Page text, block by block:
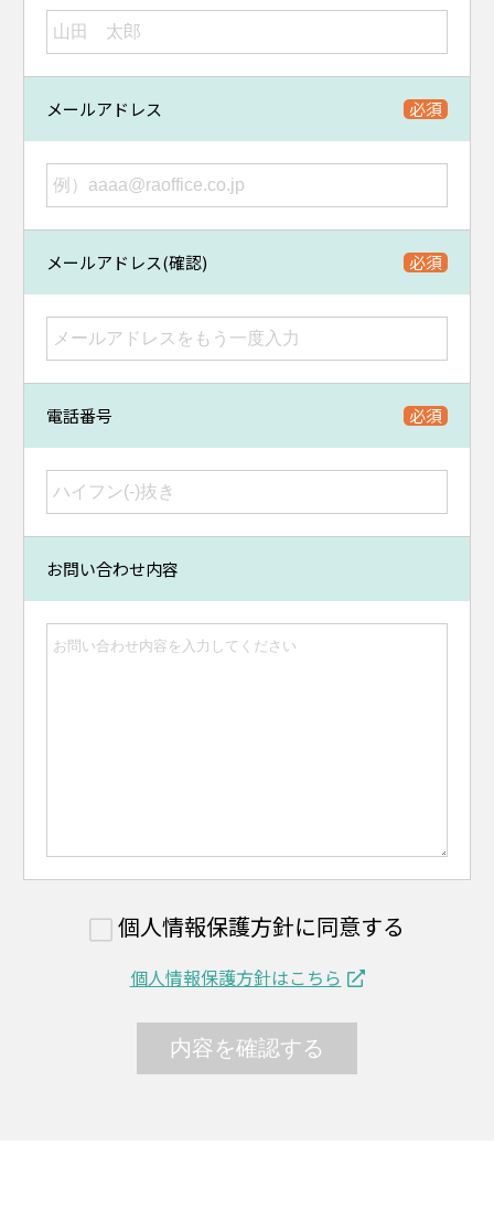
メールアドレス
メールアドレス(確認)
電話番号
お問い合わせ内容
個人情報保護方針に同意する
個人情報保護方針はこちら